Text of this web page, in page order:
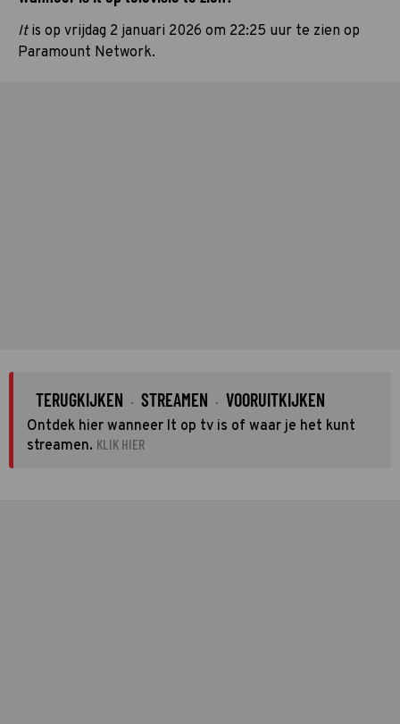
Itis op vrijdag 2 januari 2026 om 22:25 uur te zien op
Paramount Network.
TERUGKIJKEN · STREAMEN · VOORUITKIJKEN
Ontdek hier wanneer It op tv is of waar je het kunt
streamen. KLIK HIER